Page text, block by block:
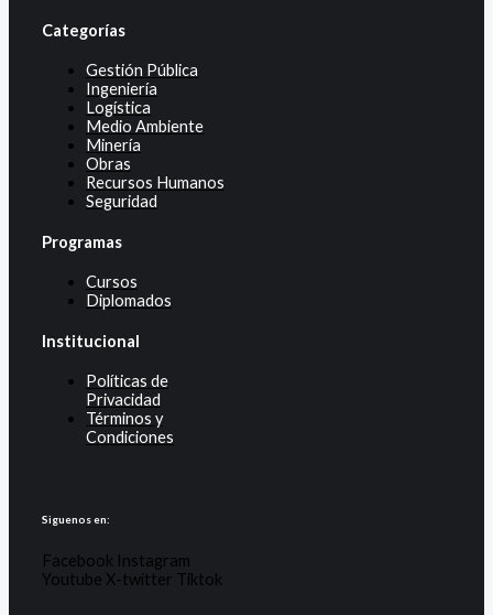
Categorías
Gestión Pública
Ingeniería
Logística
Medio Ambiente
Minería
Obras
Recursos Humanos
Seguridad
Programas
Cursos
Diplomados
Institucional
Políticas de
Privacidad
Términos y
Condiciones
Siguenos en:
Facebook Instagram
Youtube X-twitter Tiktok